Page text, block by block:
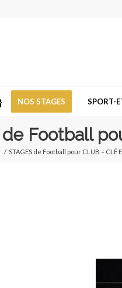
NOS STAGES SPORT-
de Football
/ STAGES de Football pour CLUB – CLÉ